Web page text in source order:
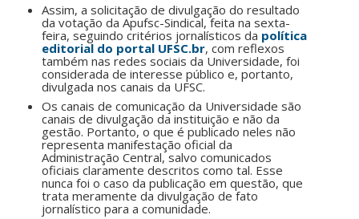
Assim, a solicitação de divulgação do resultado
da votação da Apufsc-Sindical, feita na sexta-
feira, seguindo critérios jornalísticos da política
editorial do portal UFSC.br, com reflexos
também nas redes sociais da Universidade, foi
considerada de interesse público e, portanto,
divulgada nos canais da UFSC.
Os canais de comunicação da Universidade são
canais de divulgação da instituição e não da
gestão. Portanto, o que é publicado neles não
representa manifestação oficial da
Administração Central, salvo comunicados
oficiais claramente descritos como tal. Esse
nunca foi o caso da publicação em questão, que
trata meramente da divulgação de fato
jornalístico para a comunidade.